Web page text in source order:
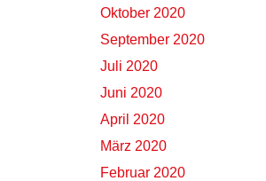
Oktober 2020
September 2020
Juli 2020
Juni 2020
April 2020
März 2020
Februar 2020